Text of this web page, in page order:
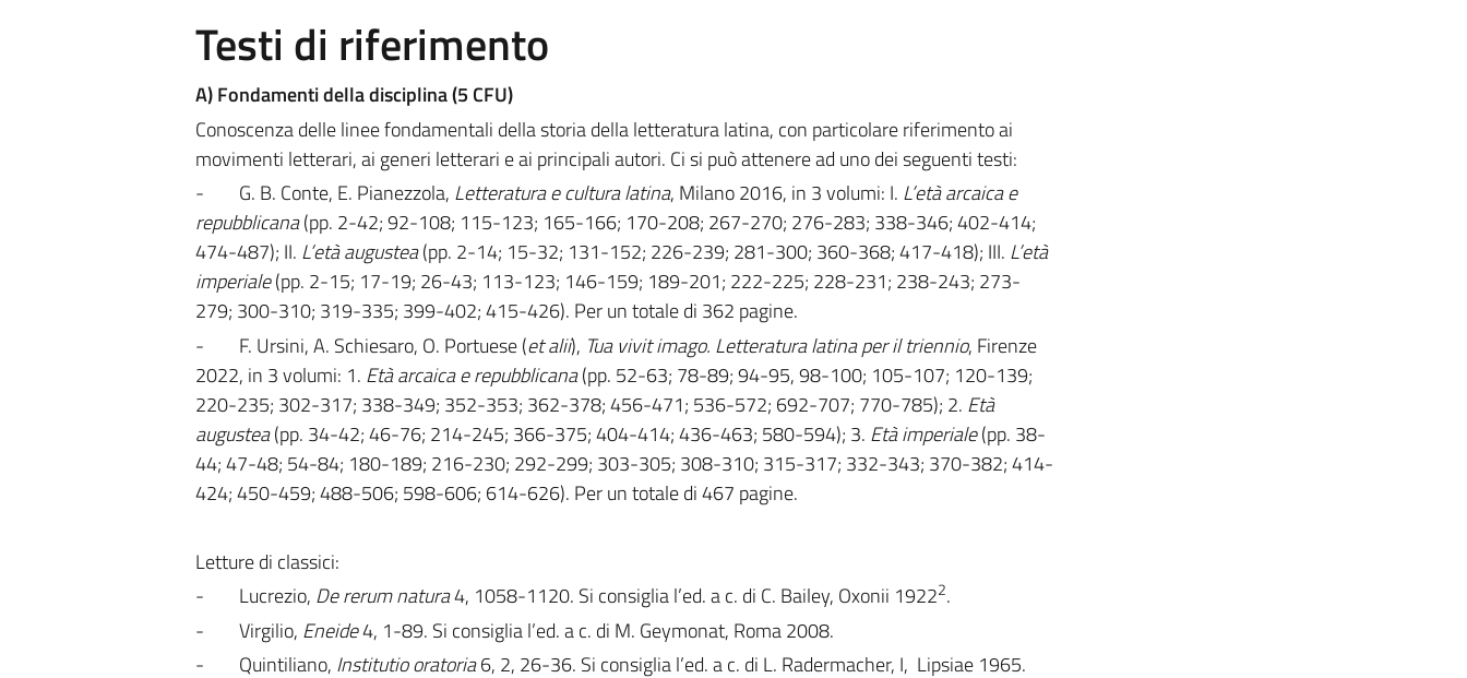
Testi di riferimento
A) Fondamenti della disciplina (5 CFU)
Conoscenza delle linee fondamentali della storia della letteratura latina, con particolare riferimento ai
movimenti letterari, ai generi letterari e ai principali autori. Ci si può attenere ad uno dei seguenti testi:
-
G. B. Conte, E. Pianezzola, Letteratura e cultura latina, Milano 2016, in 3 volumi: I. L’età arcaica e
repubblicana(pp. 2-42; 92-108; 115-123; 165-166; 170-208; 267-270; 276-283; 338-346; 402-414;
474-487); II. L’età augustea(pp. 2-14; 15-32; 131-152; 226-239; 281-300; 360-368; 417-418); III. L’età
imperiale(pp. 2-15; 17-19; 26-43; 113-123; 146-159; 189-201; 222-225; 228-231; 238-243; 273-
279; 300-310; 319-335; 399-402; 415-426). Per un totale di 362 pagine.
-
F. Ursini, A. Schiesaro, O. Portuese (et alii), Tua vivit imago. Letteratura latina per il triennio, Firenze
2022, in 3 volumi: 1. Età arcaica e repubblicana(pp. 52-63; 78-89; 94-95, 98-100; 105-107; 120-139;
220-235; 302-317; 338-349; 352-353; 362-378; 456-471; 536-572; 692-707; 770-785); 2. Età
augustea(pp. 34-42; 46-76; 214-245; 366-375; 404-414; 436-463; 580-594); 3. Età imperiale(pp. 38-
44; 47-48; 54-84; 180-189; 216-230; 292-299; 303-305; 308-310; 315-317; 332-343; 370-382; 414-
424; 450-459; 488-506; 598-606; 614-626). Per un totale di 467 pagine.
Letture di classici:
-
Lucrezio, De rerum natura4, 1058-1120. Si consiglia l’ed. a c. di C. Bailey, Oxonii 19222.
-
Virgilio, Eneide4, 1-89. Si consiglia l’ed. a c. di M. Geymonat, Roma 2008.
-
Quintiliano, Institutio oratoria6, 2, 26-36. Si consiglia l’ed. a c. di L. Radermacher, I, Lipsiae 1965.